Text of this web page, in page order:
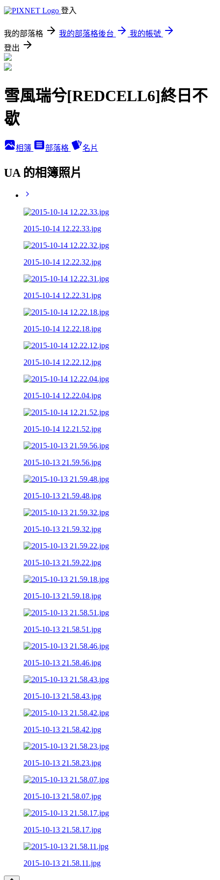
登入
我的部落格 我的部落格後台
我的帳號
登出
雪風瑞兮[REDCELL6]終日不
歇
相簿 部落格 名片
UA 的相簿照片
2015-10-14 12.22.33.jpg
2015-10-14 12.22.32.jpg
2015-10-14 12.22.31.jpg
2015-10-14 12.22.18.jpg
2015-10-14 12.22.12.jpg
2015-10-14 12.22.04.jpg
2015-10-14 12.21.52.jpg
2015-10-13 21.59.56.jpg
2015-10-13 21.59.48.jpg
2015-10-13 21.59.32.jpg
2015-10-13 21.59.22.jpg
2015-10-13 21.59.18.jpg
2015-10-13 21.58.51.jpg
2015-10-13 21.58.46.jpg
2015-10-13 21.58.43.jpg
2015-10-13 21.58.42.jpg
2015-10-13 21.58.23.jpg
2015-10-13 21.58.07.jpg
2015-10-13 21.58.17.jpg
2015-10-13 21.58.11.jpg